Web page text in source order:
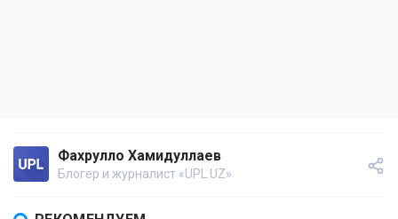
Фахрулло Хамидуллаев
Блогер и журналист «UPL.UZ»